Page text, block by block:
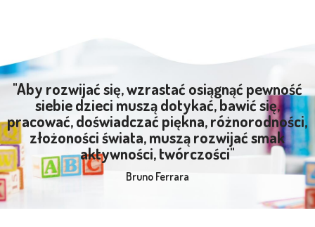
"Aby rozwijać się, wzrastać osiągnąć pewność
siebie dzieci muszą dotykać, bawić się,
pracować, doświadczać piękna, różnorodności,
złożoności świata, muszą rozwijać smak
aktywności, twórczości"
Bruno Ferrara